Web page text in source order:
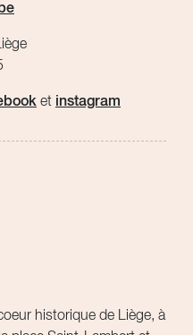
et instagram
historique de Liège, à